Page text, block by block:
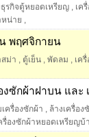
รกิจตู้หยอดเหรียญ , เค
หน่าย ,
พฤศจิกายน
ม่า , ตู้เย็น , พัดลม , เค
งซักผ้าฝาบน และ
ครื่องซักผ้า , ล้างเครื่อง
รื่องซักผ้าหยอดเหรียญบ้